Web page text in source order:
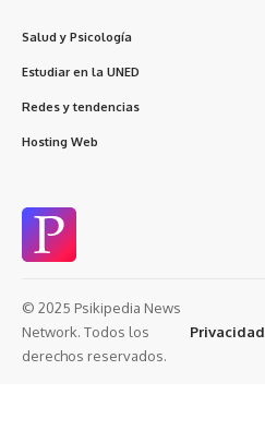
Salud y Psicología
Estudiar en la UNED
Redes y tendencias
Hosting Web
© 2025 Psikipedia News
Network. Todos los
derechos reservados.
Privacidad